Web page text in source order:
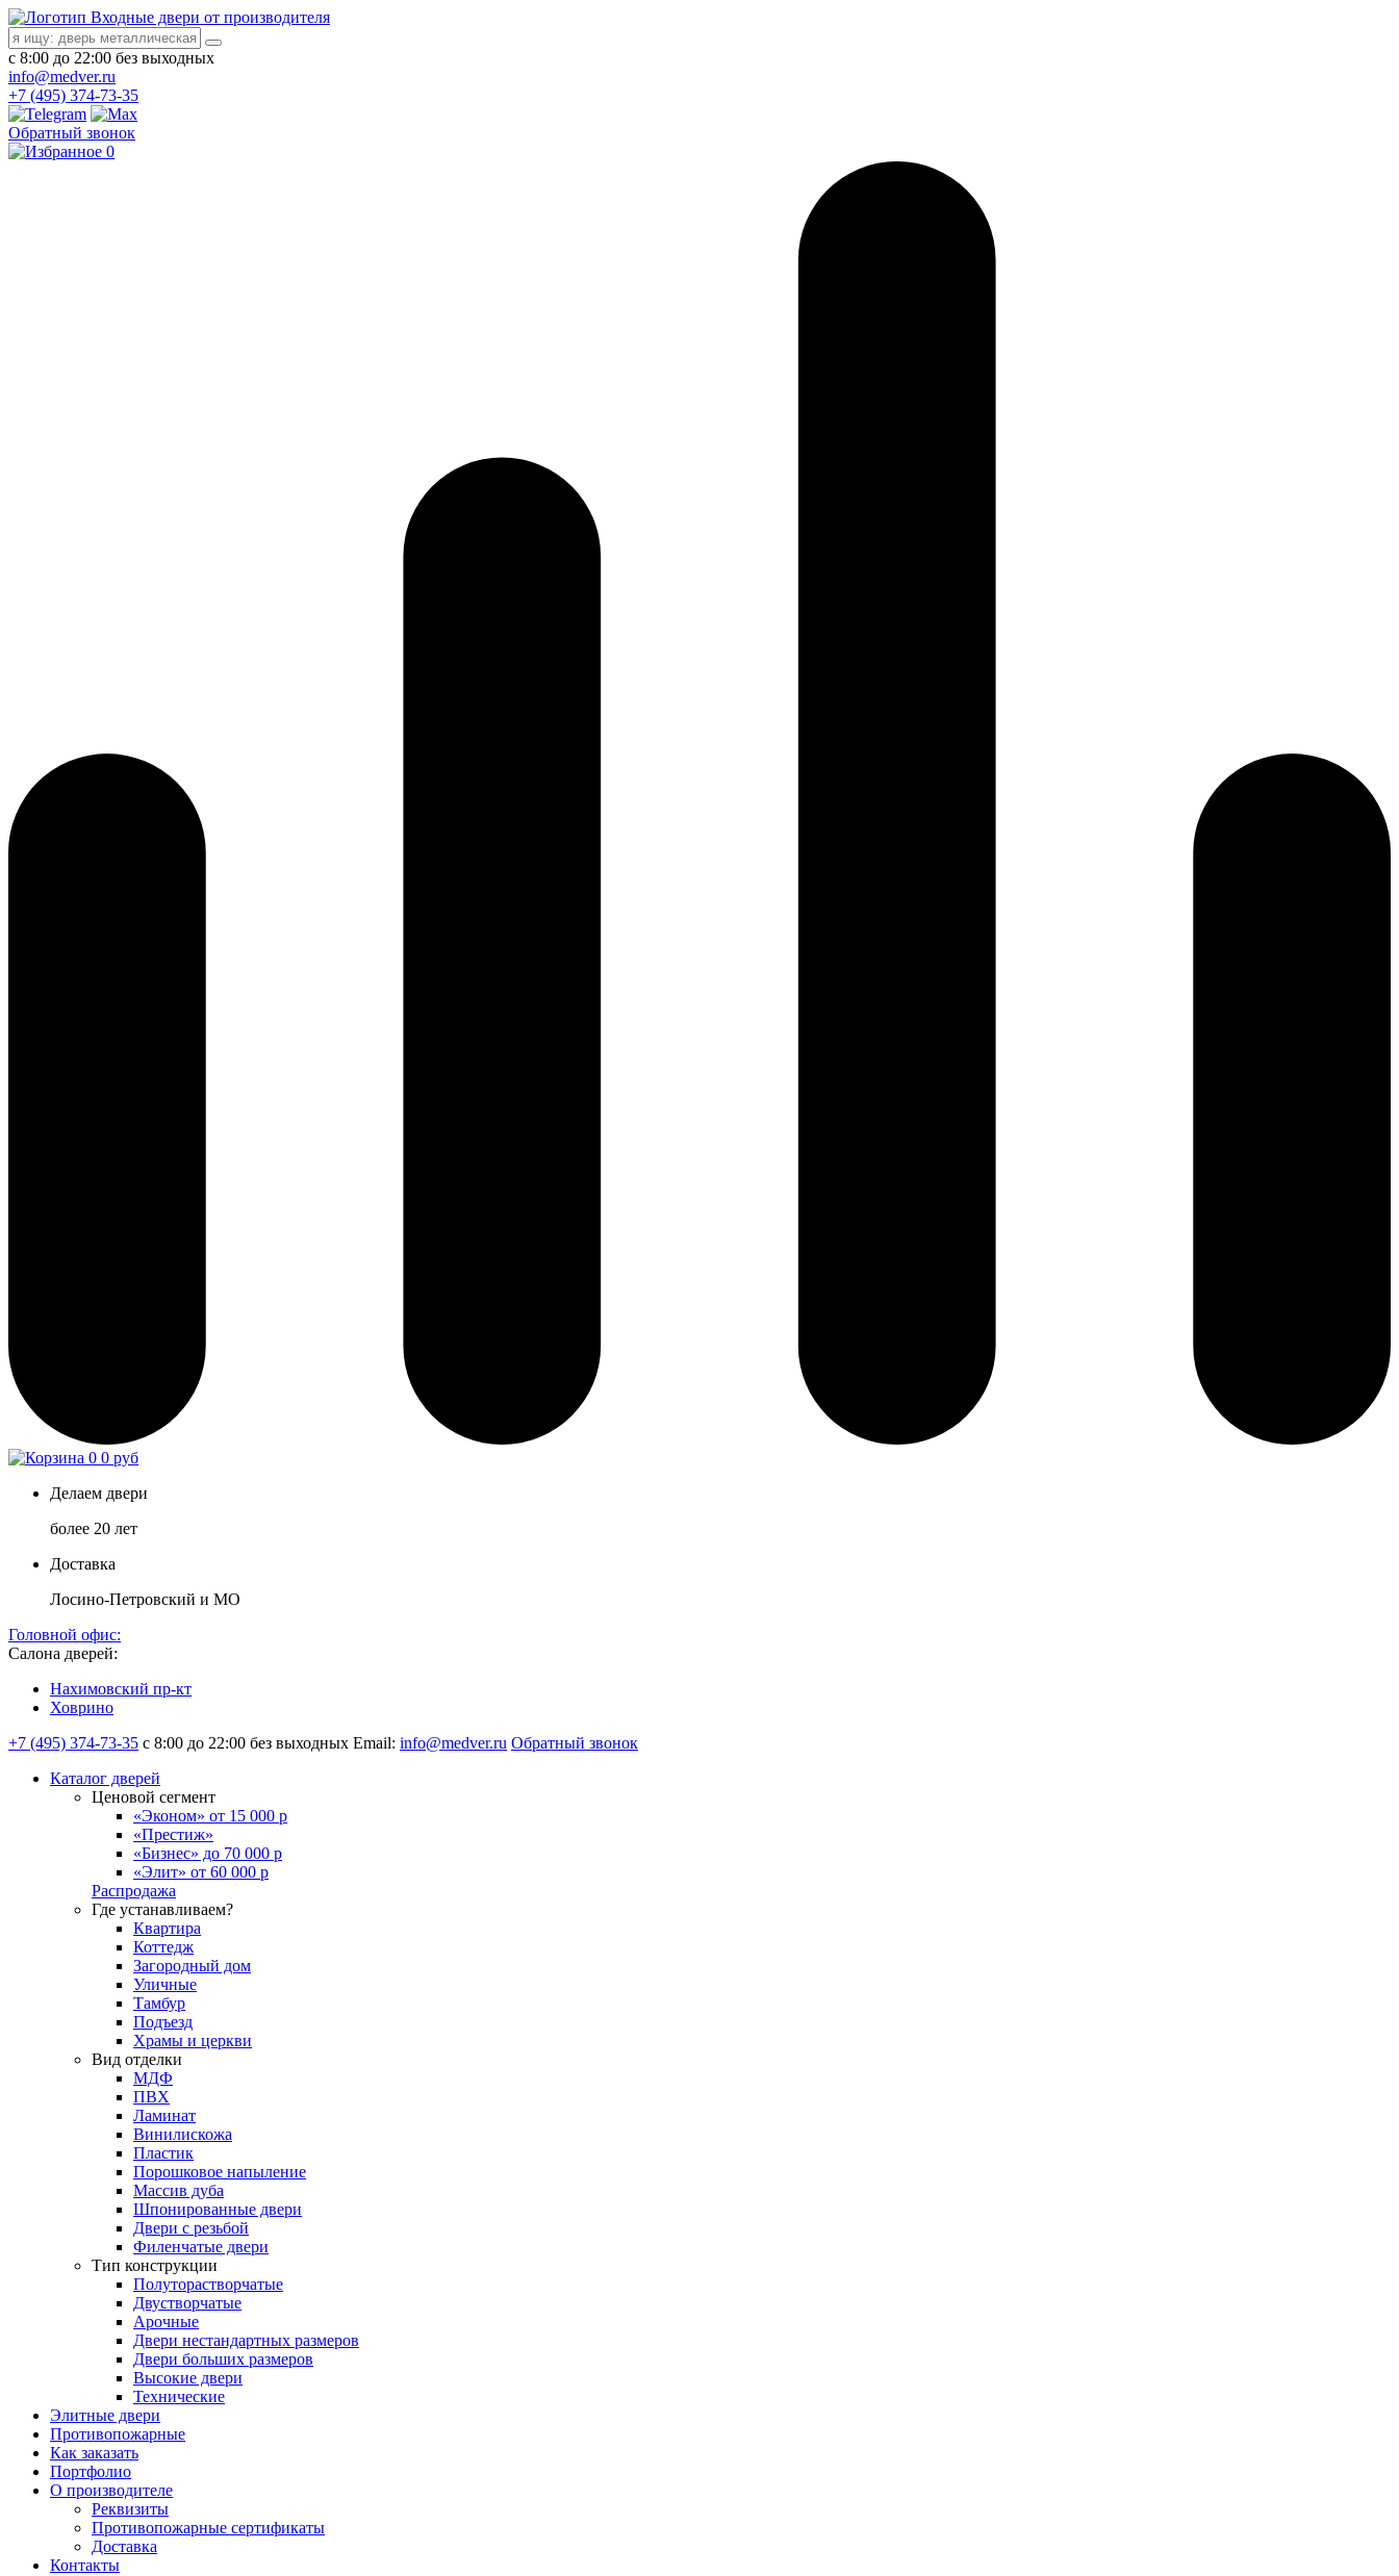
Входные двери от производителя
с 8:00 до 22:00 без выходных
info@medver.ru
+7 (495) 374-73-35
Обратный звонок
0
0 0 руб
Делаем двери
более 20 лет
Доставка
Лосино-Петровский и МО
Головной офис:
Салона дверей:
Нахимовский пр-кт
Ховрино
+7 (495) 374-73-35 с 8:00 до 22:00 без выходных Email: info@medver.ru Обратный звонок
Каталог дверей
Ценовой сегмент
«Эконом» от 15 000 р
«Престиж»
«Бизнес» до 70 000 р
«Элит» от 60 000 р
Распродажа
Где устанавливаем?
Квартира
Коттедж
Загородный дом
Уличные
Тамбур
Подъезд
Храмы и церкви
Вид отделки
МДФ
ПВХ
Ламинат
Винилискожа
Пластик
Порошковое напыление
Массив дуба
Шпонированные двери
Двери с резьбой
Филенчатые двери
Тип конструкции
Полуторастворчатые
Двустворчатые
Арочные
Двери нестандартных размеров
Двери больших размеров
Высокие двери
Технические
Элитные двери
Противопожарные
Как заказать
Портфолио
О производителе
Реквизиты
Противопожарные сертификаты
Доставка
Контакты